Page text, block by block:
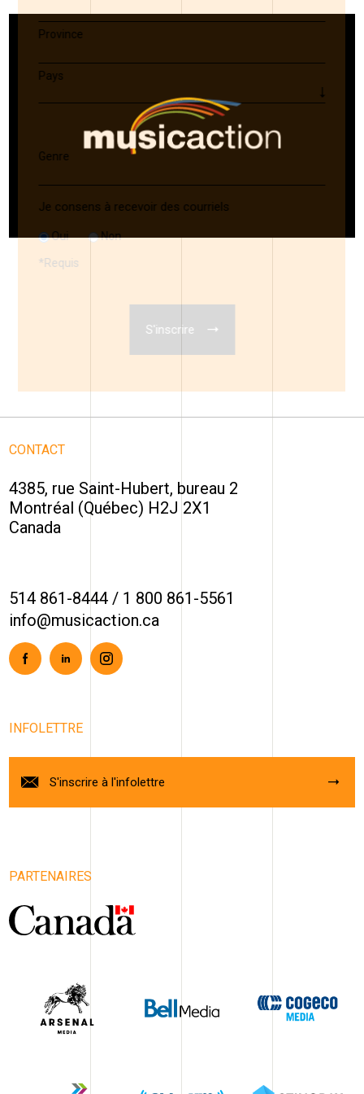
CONTACT
4385, rue Saint-Hubert, bureau 2
Montréal (Québec) H2J 2X1
Canada
514 861-8444 / 1 800 861-5561
info@musicaction.ca
FacebookLinkedinInstagram
INFOLETTRE
S'inscrire à l'infolettre
PARTENAIRES
Province
Pays
Genre
Je consens à recevoir des courriels
Oui Non
* Requis